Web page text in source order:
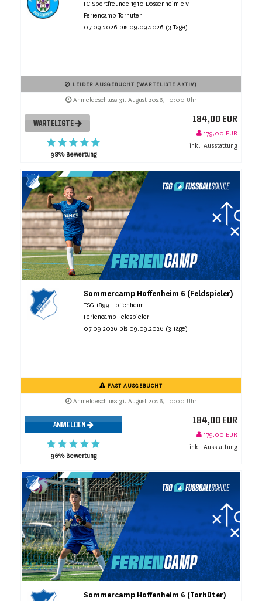
FC Sportfreunde 1910 Dossenheim e.V.
Feriencamp Torhüter
07.09.2026 bis 09.09.2026 (3 Tage)
LEIDER AUSGEBUCHT (WARTELISTE AKTIV)
Anmeldeschluss 31. August 2026, 10:00 Uhr
WARTELISTE
98% Bewertung
184,00 EUR
179,00 EUR
inkl. Ausstattung
Sommercamp Hoffenheim 6 (Feldspieler)
TSG 1899 Hoffenheim
Feriencamp Feldspieler
07.09.2026 bis 09.09.2026 (3 Tage)
FAST AUSGEBUCHT
Anmeldeschluss 31. August 2026, 10:00 Uhr
ANMELDEN
96% Bewertung
184,00 EUR
179,00 EUR
inkl. Ausstattung
Sommercamp Hoffenheim 6 (Torhüter)